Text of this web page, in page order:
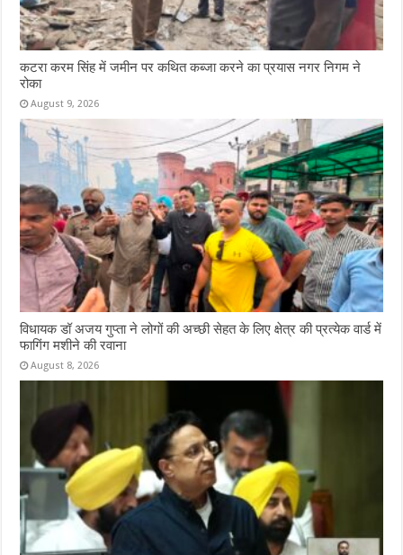
कटरा करम सिंह में जमीन पर कथित कब्जा करने का प्रयास नगर निगम ने
रोका
August 9, 2026
विधायक डॉ अजय गुप्ता ने लोगों की अच्छी सेहत के लिए क्षेत्र की प्रत्येक वार्ड में
फागिंग मशीने की रवाना
August 8, 2026